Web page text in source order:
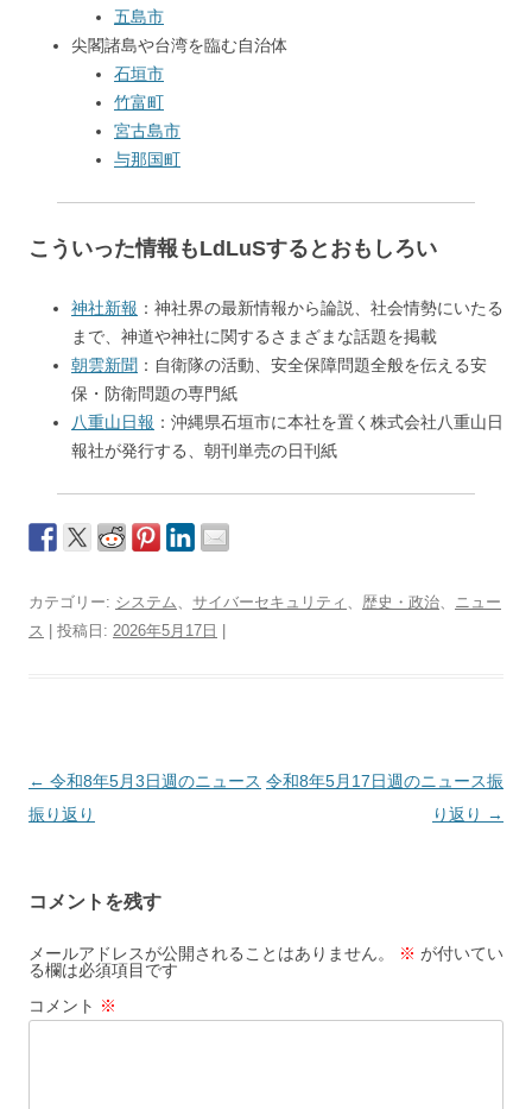
五島市
尖閣諸島や台湾を臨む自治体
石垣市
竹富町
宮古島市
与那国町
こういった情報もLdLuSするとおもしろい
神社新報 ：神社界の最新情報から論説、社会情勢にいたる
まで、神道や神社に関するさまざまな話題を掲載
朝雲新聞 ：自衛隊の活動、安全保障問題全般を伝える安
保・防衛問題の専門紙
八重山日報 ：沖縄県石垣市に本社を置く株式会社八重山日
報社が発行する、朝刊単売の日刊紙
カテゴリー: システム サイバーセキュリティ 歴史・政治
ニュー
ス | 投稿日: 2026年5月17日 |
投
稿
ゲ
ー
シ
ョ
← 令和8年5月3日週のニュース
振り返り
令和8年5月17日週のニュース振
り返り →
コメントを残す
メールアドレスが公開されることはありません。 ※ が付いてい
る欄は必須項目です
コメント ※